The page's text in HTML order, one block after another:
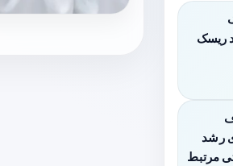
ریسک
رشد
مرتبط